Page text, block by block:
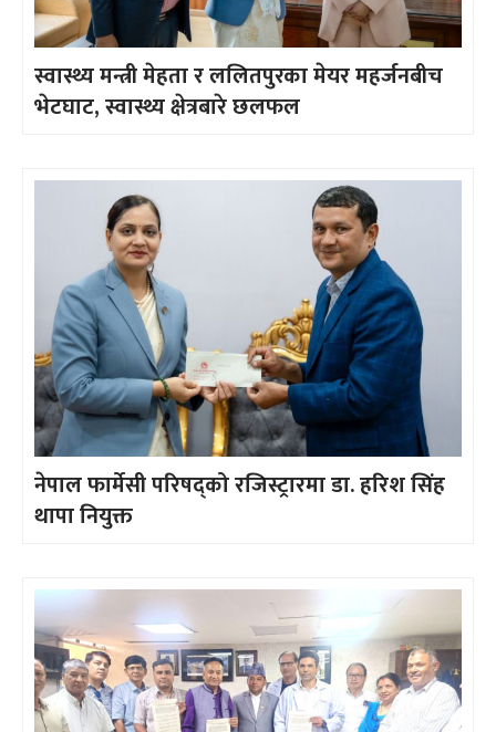
स्वास्थ्य मन्त्री मेहता र ललितपुरका मेयर महर्जनबीच
भेटघाट, स्वास्थ्य क्षेत्रबारे छलफल
नेपाल फार्मेसी परिषद्को रजिस्ट्रारमा डा. हरिश सिंह
थापा नियुक्त